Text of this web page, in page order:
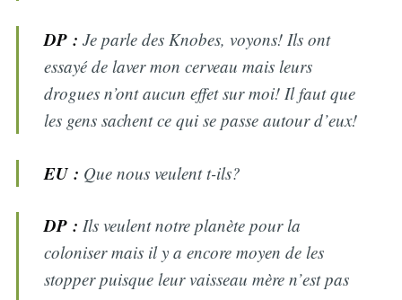
DP : Je parle des Knobes, voyons! Ils ont
essayé de laver mon cerveau mais leurs
drogues n’ont aucun effet sur moi! Il faut que
les gens sachent ce qui se passe autour d’eux!
EU : Que nous veulent t-ils?
DP : Ils veulent notre planète pour la
coloniser mais il y a encore moyen de les
stopper puisque leur vaisseau mère n’est pas